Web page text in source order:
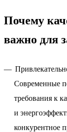
Почему
важно для
Современные
требования к
и
конкурентное